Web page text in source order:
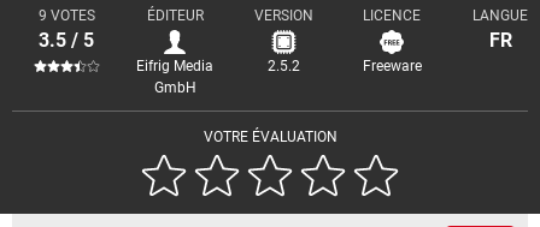
VOTRE ÉVALUATION
9 VOTES
3.5 / 5
ÉDITEUR
Eifrig Media
GmbH
VERSION
2.5.2
LICENCE
Freeware
LANGUE
FR